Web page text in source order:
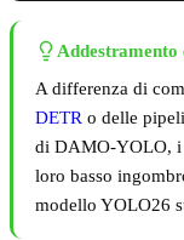
A differenza di
DETR o delle
di DAMO-YOLO, i
loro basso
modello YOLO26